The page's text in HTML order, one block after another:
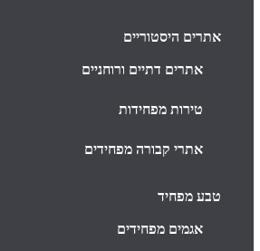
אתרים היסטוריים
אתרים דתיים ורוחניים
טירות מפחידות
אתרי קבורה מפחידים
טבע מפחיד
אגמים מפחידים